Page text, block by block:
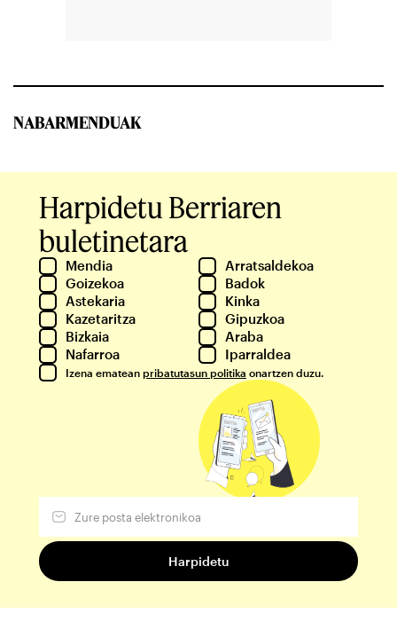
NABARMENDUAK
Harpidetu Berriaren
buletinetara
Mendia
Arratsaldekoa
Goizekoa
Badok
Astekaria
Kinka
Kazetaritza
Gipuzkoa
Bizkaia
Araba
Nafarroa
Iparraldea
Izena ematean pribatutasun politika onartzen duzu.